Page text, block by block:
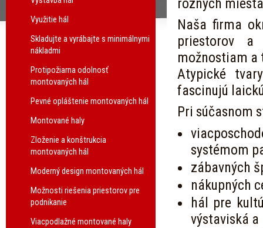
Využitie hál
Skladujte a vyrábajte s minimálnymi
nákladmi
Protipožiarna odolnosť
montovaných hál
Pevné opláštenie montovaných hál
Montované haly
Zloženie a konštrukcia
montovaných hál
Moderný design montovaných hál
Možnosti riešenia priestorov pre
podnikanie
Viacpodlažné montované haly
rôznych
Naša firma
priestorov a
možnostiam a
Atypické
fascinujú
Pri súčasnom
systémom
zábavných
nákupných
hál pre
výstaviská